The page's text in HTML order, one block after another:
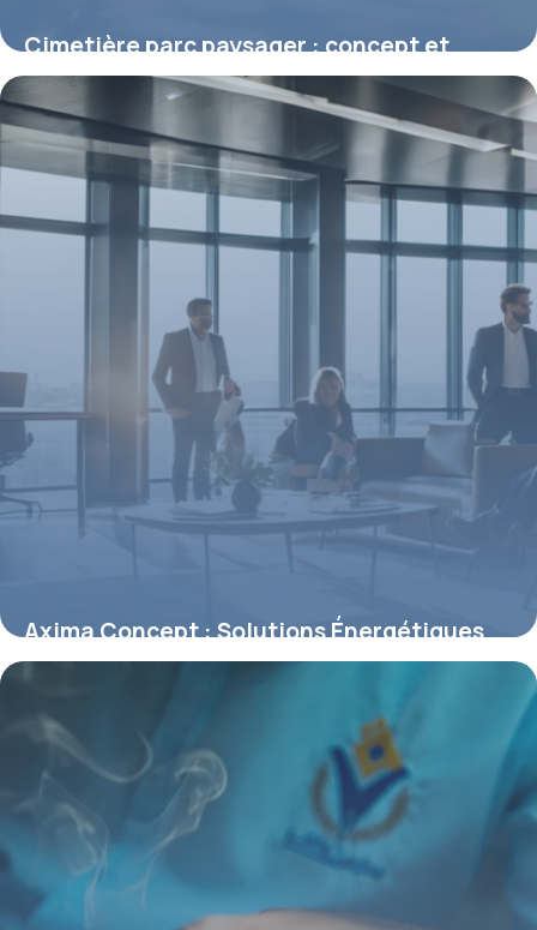
Cimetière parc paysager : concept et
avantages
2 mai 2026
Axima Concept : Solutions Énergétiques
Pro